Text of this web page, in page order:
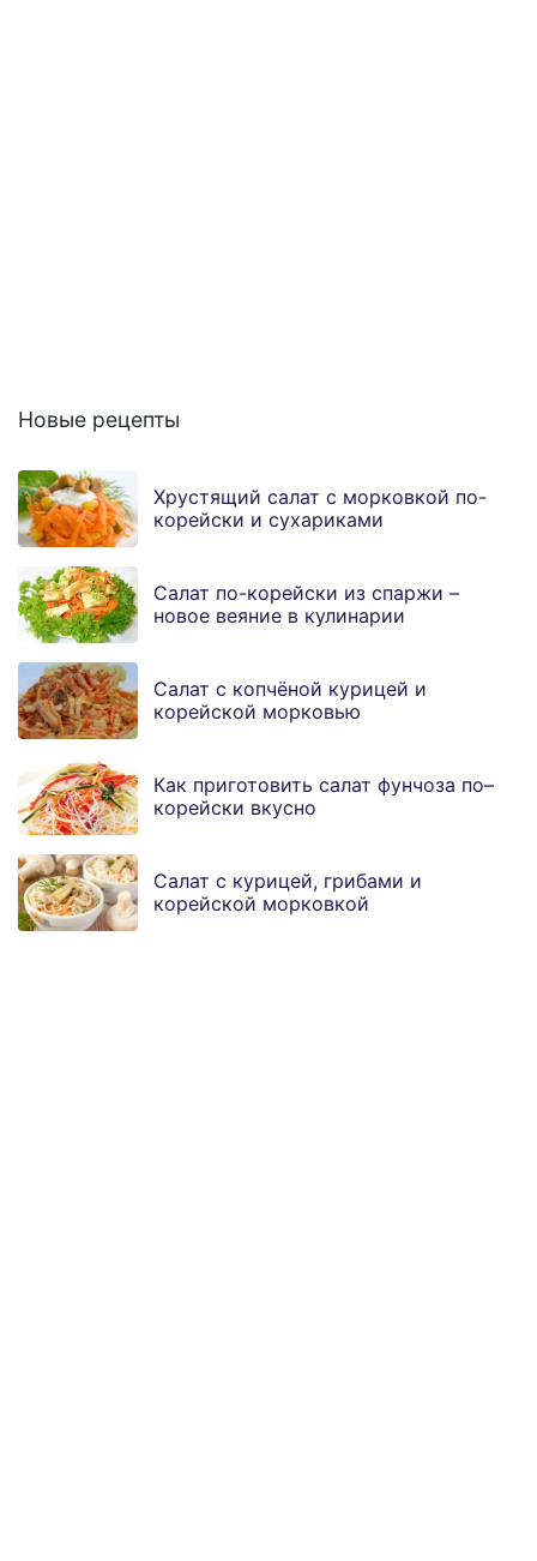
Новые рецепты
Хрустящий салат с морковкой по-
корейски и сухариками
Салат по-корейски из спаржи –
новое веяние в кулинарии
Салат с копчёной курицей и
корейской морковью
Как приготовить салат фунчоза по–
корейски вкусно
Салат с курицей, грибами и
корейской морковкой